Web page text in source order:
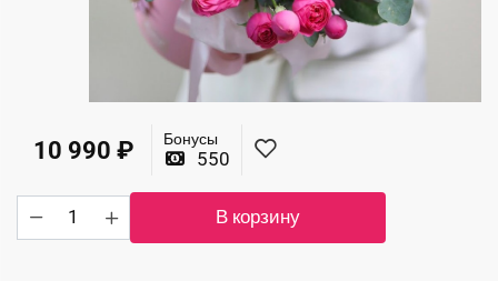
10 990 ₽ Бонусы
550
Количество
товара
В корзину